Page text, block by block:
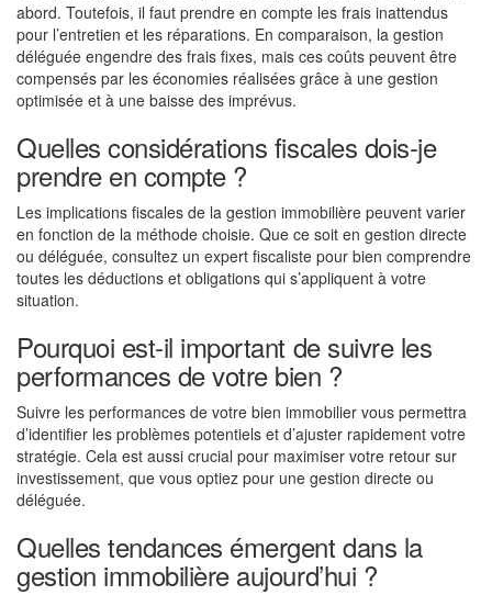
abord. Toutefois, il faut prendre en compte les frais inattendus
pour l’entretien et les réparations. En comparaison, la gestion
déléguée engendre des frais fixes, mais ces coûts peuvent être
compensés par les économies réalisées grâce à une gestion
optimisée et à une baisse des imprévus.
Quelles considérations fiscales dois-je
prendre en compte ?
Les implications fiscales de la gestion immobilière peuvent varier
en fonction de la méthode choisie. Que ce soit en gestion directe
ou déléguée, consultez un expert fiscaliste pour bien comprendre
toutes les déductions et obligations qui s’appliquent à votre
situation.
Pourquoi est-il important de suivre les
performances de votre bien ?
Suivre les performances de votre bien immobilier vous permettra
d’identifier les problèmes potentiels et d’ajuster rapidement votre
stratégie. Cela est aussi crucial pour maximiser votre retour sur
investissement, que vous optiez pour une gestion directe ou
déléguée.
Quelles tendances émergent dans la
gestion immobilière aujourd’hui ?